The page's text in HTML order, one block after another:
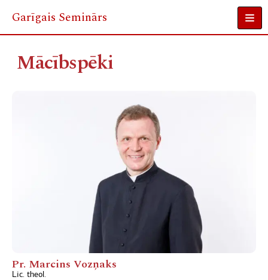
Skip
content
Garīgais Seminārs
Mācībspēki
Pr. Marcins Vozņaks
Lic. theol.